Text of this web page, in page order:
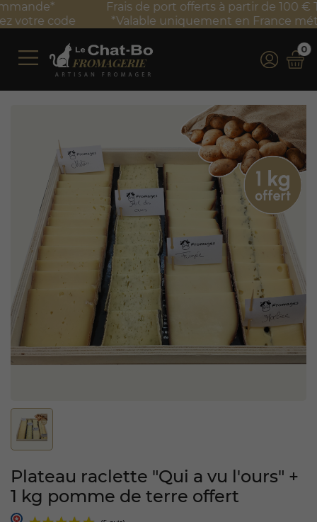
Frais de port offerts à partir de 100 € TTC d'achat*
*Valable uniquement en France métropolitaine
0
Plateau raclette "Qui a vu l'ours" +
1 kg pomme de terre offert